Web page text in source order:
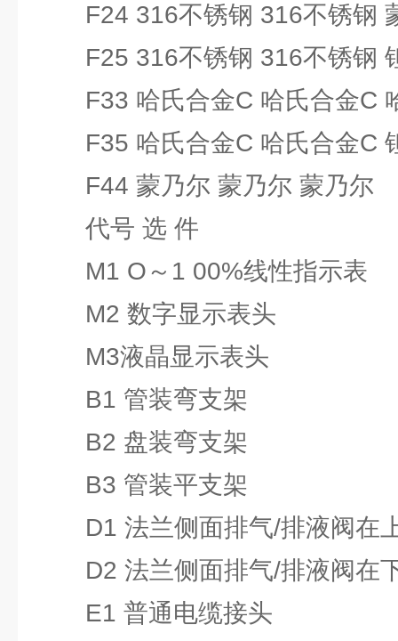
F24 316不锈钢 316不锈钢
F25 316不锈钢 316不锈钢
F33 哈氏合金C 哈氏合金C
F35 哈氏合金C 哈氏合金C
F44 蒙乃尔 蒙乃尔 蒙乃尔
代号 选 件
M1 O～1 00%线性指示表
M2 数字显示表头
M3液晶显示表头
B1 管装弯支架
B2 盘装弯支架
B3 管装平支架
D1 法兰侧面排气/排液阀在
D2 法兰侧面排气/排液阀在
E1 普通电缆接头